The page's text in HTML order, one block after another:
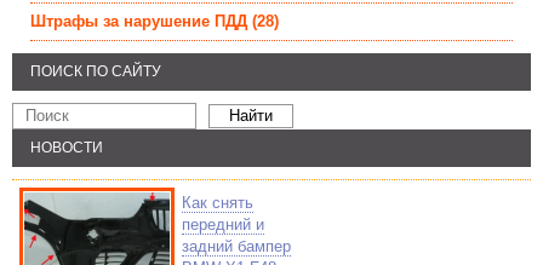
Штрафы за нарушение ПДД (28)
ПОИСК ПО САЙТУ
НОВОСТИ
Как снять
передний и
задний бампер